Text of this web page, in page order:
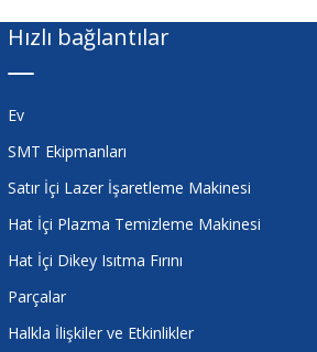
Hızlı bağlantılar
Ev
SMT Ekipmanları
Satır İçi Lazer İşaretleme Makinesi
Hat İçi Plazma Temizleme Makinesi
Hat İçi Dikey Isıtma Fırını
Parçalar
Halkla İlişkiler ve Etkinlikler